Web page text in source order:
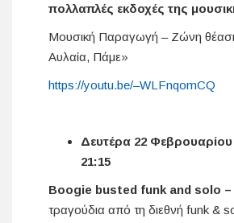
πολλαπλές εκδοχές της
Μουσική Παραγωγή – Ζώνη
Αυλαία, Πάμε»
https://youtu.be/–WLFnqomCQ
Δευτέρα 22 Φεβρουαρίου
21:15
Boogie busted funk and solo
τραγούδια από τη διεθνή funk &